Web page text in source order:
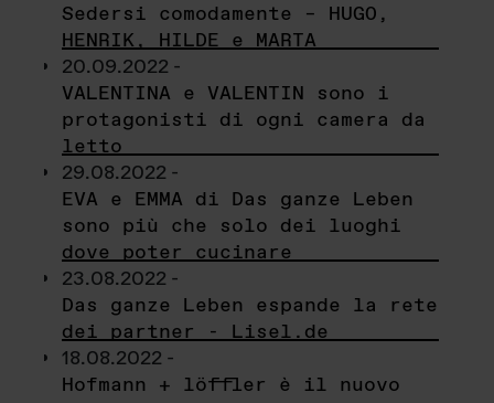
Sedersi comodamente – HUGO,
HENRIK, HILDE e MARTA
20.09.2022 -
VALENTINA e VALENTIN sono i
protagonisti di ogni camera da
letto
29.08.2022 -
EVA e EMMA di Das ganze Leben
sono più che solo dei luoghi
dove poter cucinare
23.08.2022 -
Das ganze Leben espande la rete
dei partner - Lisel.de
18.08.2022 -
Hofmann + löffler è il nuovo